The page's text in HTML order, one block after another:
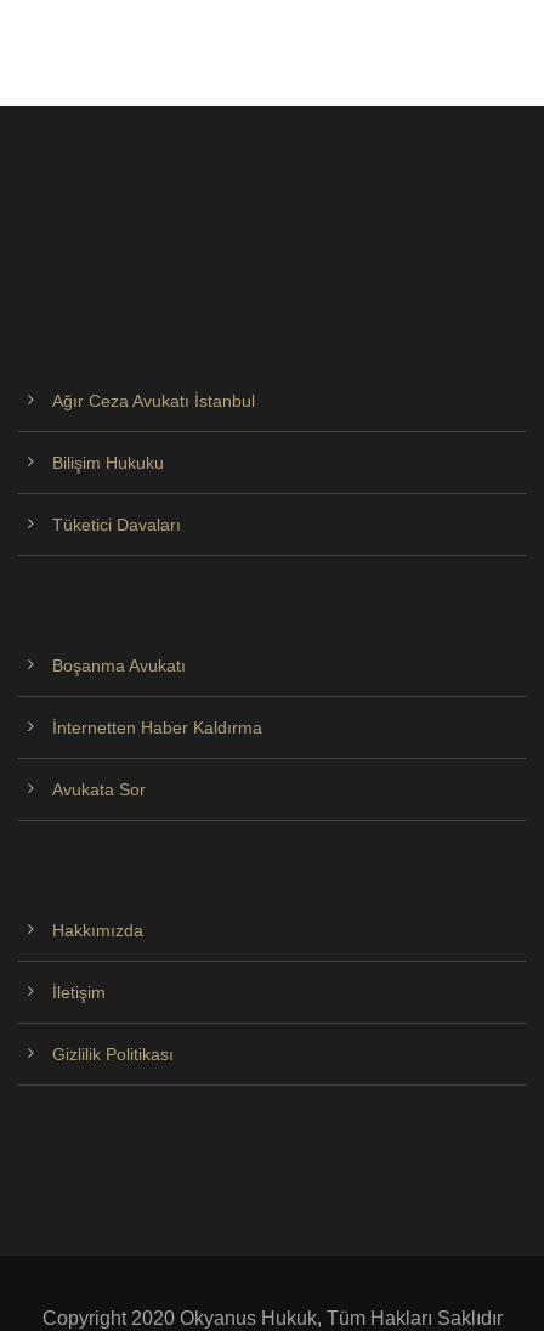
Ağır Ceza Avukatı İstanbul
Bilişim Hukuku
Tüketici Davaları
Boşanma Avukatı
İnternetten Haber Kaldırma
Avukata Sor
Hakkımızda
İletişim
Gizlilik Politikası
Copyright 2020 Okyanus Hukuk, Tüm Hakları Saklıdır